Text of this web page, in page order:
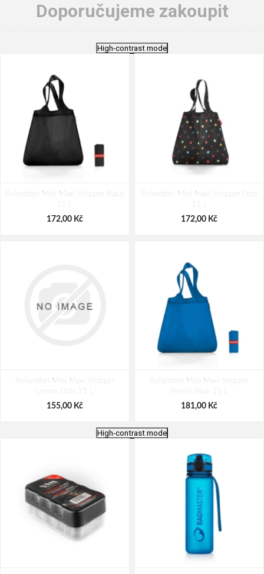
Doporučujeme zakoupit
High-contrast mode
Reisenthel Mini Maxi Shopper Black
15 L
172,00 Kč
Reisenthel Mini Maxi Shopper Dots
15 L
172,00 Kč
Reisenthel Mini Maxi Shopper
Lemon Dots 15 L
155,00 Kč
Reisenthel Mini Maxi Shopper
French Blue 15 L
181,00 Kč
High-contrast mode